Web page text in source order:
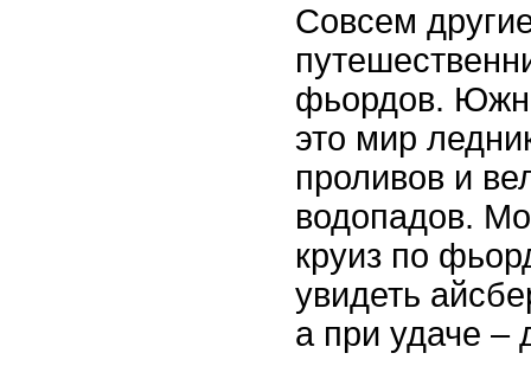
Совсем
фьордов.
это мир
проливов и
водопадов.
круиз по
увидеть
а при удаче –